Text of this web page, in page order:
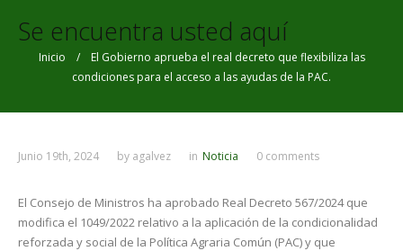
Se encuentra usted aquí
Inicio / El Gobierno aprueba el real decreto que flexibiliza las
condiciones para el acceso a las ayudas de la PAC.
Junio 19th, 2024 by agalvez in Noticia 0 comments
El Consejo de Ministros ha aprobado Real Decreto 567/2024 que
modifica el 1049/2022 relativo a la aplicación de la condicionalidad
reforzada y social de la Política Agraria Común (PAC) y que